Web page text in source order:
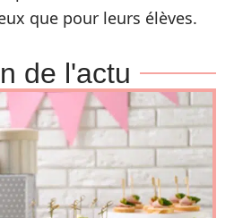
que pour leurs élèves.
de l'actu